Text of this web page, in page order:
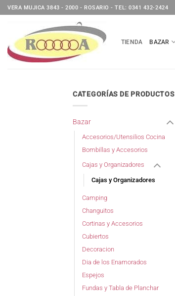
Saltar
al
VERA MUJICA 3843 - 2000 - ROSARIO - TEL: 0341 432-2424
TIENDA BAZAR
CATEGORÍAS DE PRODUCTOS
Bazar
Accesorios/Utensilios Cocina
Bombillas y Accesorios
Cajas y Organizadores
Cajas y Organizadores
Camping
Changuitos
Cortinas y Accesorios
Cubiertos
Decoracion
Dia de los Enamorados
Espejos
Fundas y Tabla de Planchar